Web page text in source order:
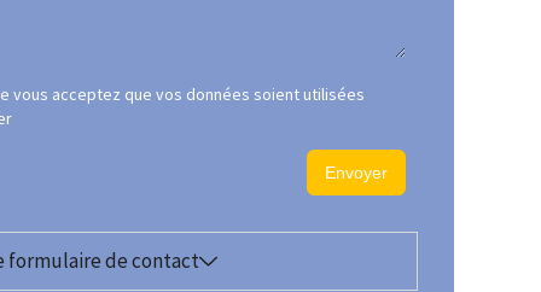
vous acceptez que vos données soient utilisées
Envoyer
formulaire de contact